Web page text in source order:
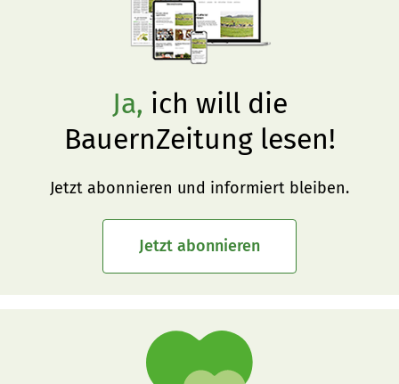
Ja, ich will die
BauernZeitung lesen!
Jetzt abonnieren und informiert bleiben.
Jetzt abonnieren